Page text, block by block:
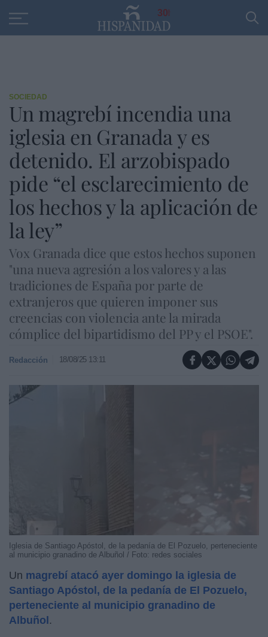
30
SOCIEDAD
Un magrebí incendia una
iglesia en Granada y es
detenido. El arzobispado
pide “el esclarecimiento de
los hechos y la aplicación de
la ley”
Vox Granada dice que estos hechos suponen
"una nueva agresión a los valores y a las
tradiciones de España por parte de
extranjeros que quieren imponer sus
creencias con violencia ante la mirada
cómplice del bipartidismo del PP y el PSOE".
Redacción 18/08/25 13:11
Iglesia de Santiago Apóstol, de la pedanía de El Pozuelo, perteneciente
al municipio granadino de Albuñol / Foto: redes sociales
Un magrebí atacó ayer domingo la iglesia de
Santiago Apóstol, de la pedanía de El Pozuelo,
perteneciente al municipio granadino de
Albuñol.